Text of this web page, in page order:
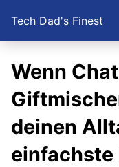
Tech Dad's Finest
Wenn
deinen
einfachste